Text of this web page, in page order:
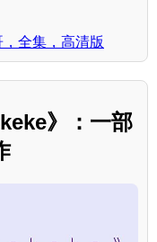
全集，高清版
》：一部